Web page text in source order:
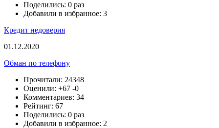
Поделились: 0 раз
Добавили в избранное: 3
Кредит недоверия
01.12.2020
Обман по телефону
Прочитали: 24348
Оценили: +67 -0
Комментариев: 34
Рейтинг: 67
Поделились: 0 раз
Добавили в избранное: 2